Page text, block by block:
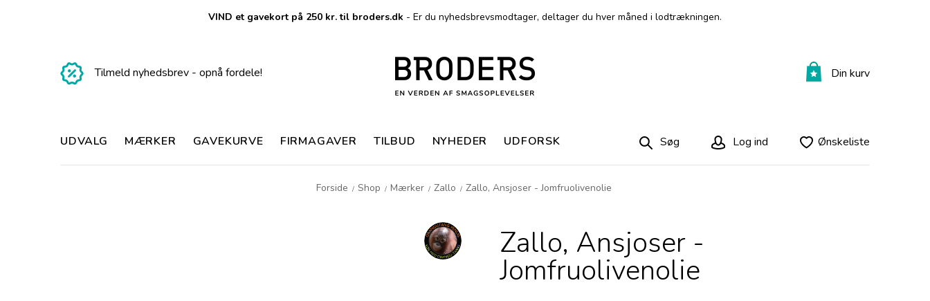
VIND et gavekort på 250 kr. til broders.dk - Er du nyhedsbrevsmodtager, deltager du hver måned i lodtrækningen.
Tilmeld nyhedsbrev - opnå fordele! Din kurv
UDVALG MÆRKER GAVEKURVE FIRMAGAVER TILBUD NYHEDER UDFORSK Søg Log ind Ønskeliste
Forside / Shop / Mærker / Zallo / Zallo, Ansjoser - Jomfruolivenolie
Zallo, Ansjoser -
Jomfruolivenolie